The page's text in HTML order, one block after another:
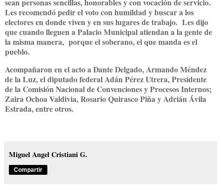
Les recomendó pedir el voto con humildad y buscar a los
electores en donde viven y en sus lugares de trabajo. Les dijo
que cuando lleguen a Palacio Municipal atiendan a la gente de
la misma manera, porque el soberano, el que manda es el
pueblo.
Acompañaron en el acto a Dante Delgado, Armando Méndez
de la Luz, el diputado federal Adán Pérez Utrera, Presidente
de la Comisión Nacional de Convenciones y Procesos Internos;
Zaira Ochoa Valdivia, Rosario Quirasco Piña y Adrián Ávila
Estrada, entre otros.
Miguel Angel Cristiani G.
Compartir